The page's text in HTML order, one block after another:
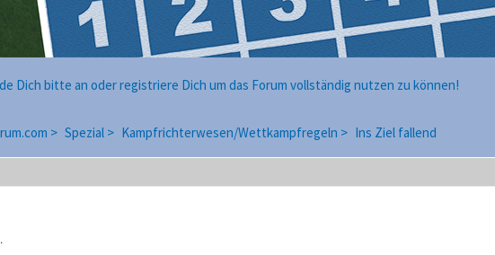
Dich bitte an oder registriere Dich um das Forum vollständig nutzen zu können!
> Spezial > Kampfrichterwesen/Wettkampfregeln > Ins Ziel fallend